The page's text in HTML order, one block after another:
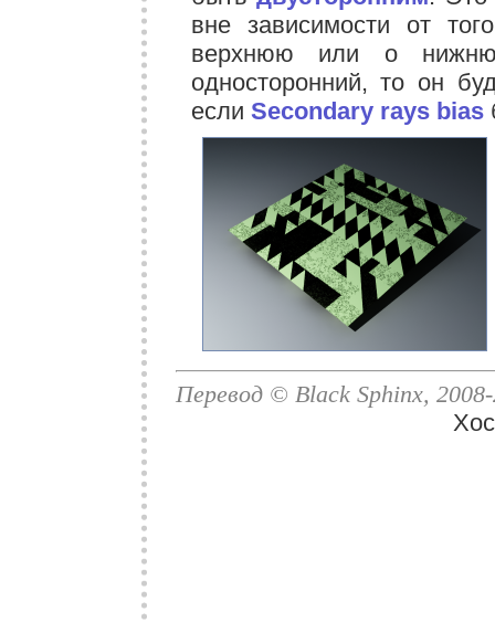
вне зависимости от
верхнюю или о
односторонний, то он
если Secondary rays bias
Перевод © Black Sphinx,